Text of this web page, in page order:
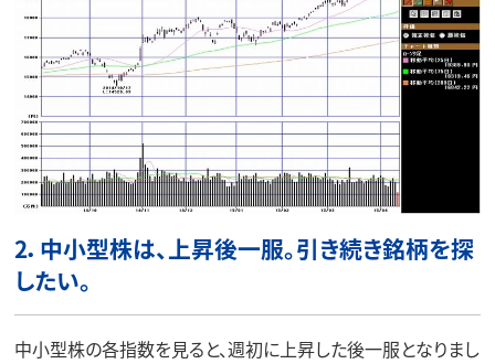
2．中小型株は、上昇後一服。引き続き銘柄を探
したい。
中小型株の各指数を見ると、週初に上昇した後一服となりまし